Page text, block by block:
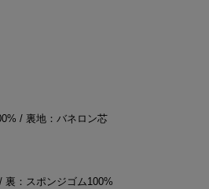
/ 裏地：バネロン芯
裏：スポンジゴム100%